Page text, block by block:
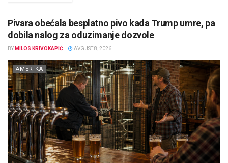
Pivara obećala besplatno pivo kada Trump umre, pa
dobila nalog za oduzimanje dozvole
BY MILOS KRIVOKAPIĆ AVGUST 8, 2026
AMERIKA